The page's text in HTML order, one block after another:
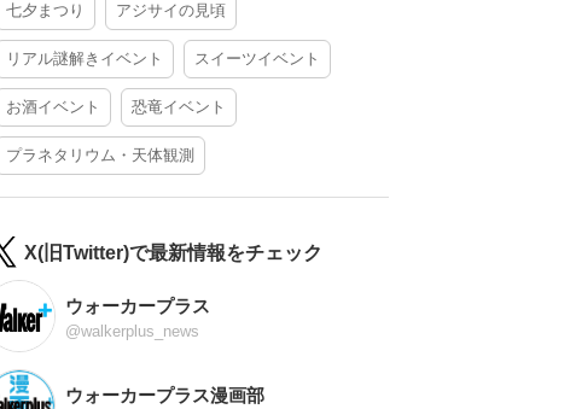
七夕まつり アジサイの見頃
リアル謎解きイベント スイーツイベント
お酒イベント 恐竜イベント
プラネタリウム・天体観測
X(旧Twitter)で最新情報をチェック
ウォーカープラス
@walkerplus_news
ウォーカープラス漫画部